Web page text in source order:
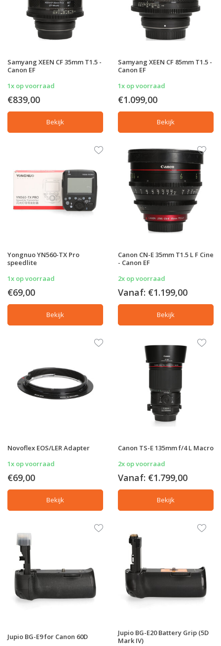
Samyang XEEN CF 35mm T1.5 -
Canon EF
1x op voorraad
€839,00
Bekijk
Samyang XEEN CF 85mm T1.5 -
Canon EF
1x op voorraad
€1.099,00
Bekijk
Yongnuo YN560-TX Pro
speedlite
1x op voorraad
€69,00
Bekijk
Canon CN-E 35mm T1.5 L F Cine
- Canon EF
2x op voorraad
Vanaf: €1.199,00
Bekijk
Novoflex EOS/LER Adapter
1x op voorraad
€69,00
Bekijk
Canon TS-E 135mm f/4 L Macro
2x op voorraad
Vanaf: €1.799,00
Bekijk
Jupio BG-E9 for Canon 60D
Jupio BG-E20 Battery Grip (5D
Mark IV)